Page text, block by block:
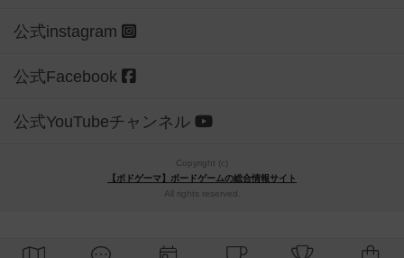
公式instagram
公式Facebook
公式YouTubeチャンネル
Copyright (c)
【ボドゲーマ】ボードゲームの総合情報サイト
All rights reserved.